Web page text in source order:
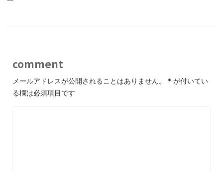
comment
メールアドレスが公開されることはありません。 * が付いてい
る欄は必須項目です